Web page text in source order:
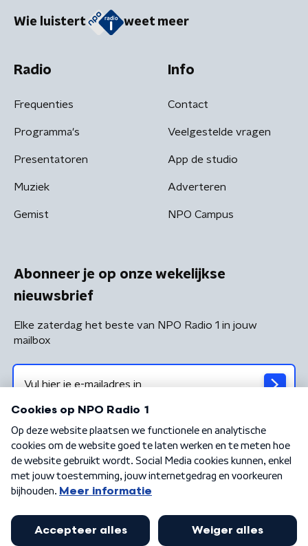
Wie luistert weet meer
Radio
Frequenties
Programma's
Presentatoren
Muziek
Gemist
Info
Contact
Veelgestelde vragen
App de studio
Adverteren
NPO Campus
Abonneer je op onze wekelijkse
nieuwsbrief
Elke zaterdag het beste van NPO Radio 1 in jouw
mailbox
Algemene voorwaarden